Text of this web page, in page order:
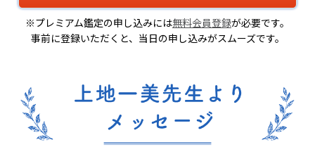
※プレミアム鑑定の申し込みには無料会員登録が必要です。
事前に登録いただくと、当日の申し込みがスムーズです。